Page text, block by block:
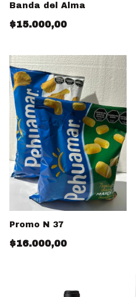
Banda del Alma
$15.000,00
Promo N 37
$16.000,00